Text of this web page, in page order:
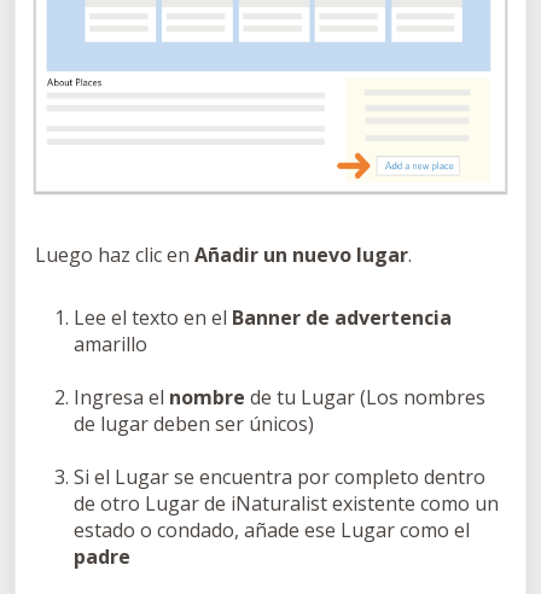
Luego haz clic en Añadir un nuevo lugar.
Lee el texto en el Banner de advertencia
amarillo
Ingresa el nombre de tu Lugar (Los nombres
de lugar deben ser únicos)
Si el Lugar se encuentra por completo dentro
de otro Lugar de iNaturalist existente como un
estado o condado, añade ese Lugar como el
padre